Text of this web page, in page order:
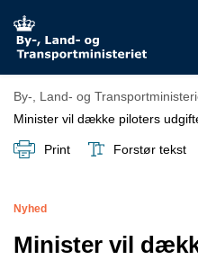
By-, Land- og
Minister vil dække piloters
Print Forstør tekst
Nyhed
Minister vil